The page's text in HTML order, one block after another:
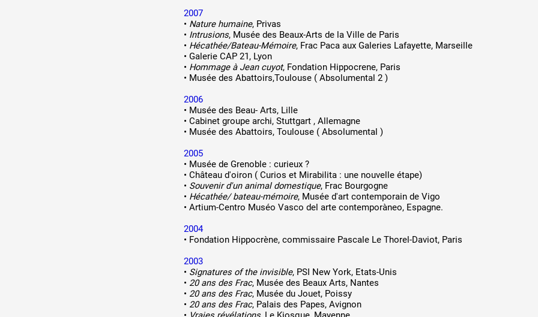
2007
• Nature humaine, Privas
• Intrusions, Musée des Beaux-Arts de la Ville de Paris
• Hécathée/Bateau-Mémoire, Frac Paca aux Galeries Lafayette, Marseille
• Galerie CAP 21, Lyon
• Hommage à Jean cuyot, Fondation Hippocrene, Paris
• Musée des Abattoirs,Toulouse ( Absolumental 2 )
2006
• Musée des Beau- Arts, Lille
• Cabinet groupe archi, Stuttgart , Allemagne
• Musée des Abattoirs, Toulouse ( Absolumental )
2005
• Musée de Grenoble : curieux ?
• Château d'oiron ( Curios et Mirabilita : une nouvelle étape)
• Souvenir d'un animal domestique, Frac Bourgogne
• Hécathée/ bateau-mémoire, Musée d'art contemporain de Vigo
• Artium-Centro Muséo Vasco del arte contemporàneo, Espagne.
2004
• Fondation Hippocrène, commissaire Pascale Le Thorel-Daviot, Paris
2003
• Signatures of the invisible, PSI New York, Etats-Unis
• 20 ans des Frac, Musée des Beaux Arts, Nantes
• 20 ans des Frac, Musée du Jouet, Poissy
• 20 ans des Frac, Palais des Papes, Avignon